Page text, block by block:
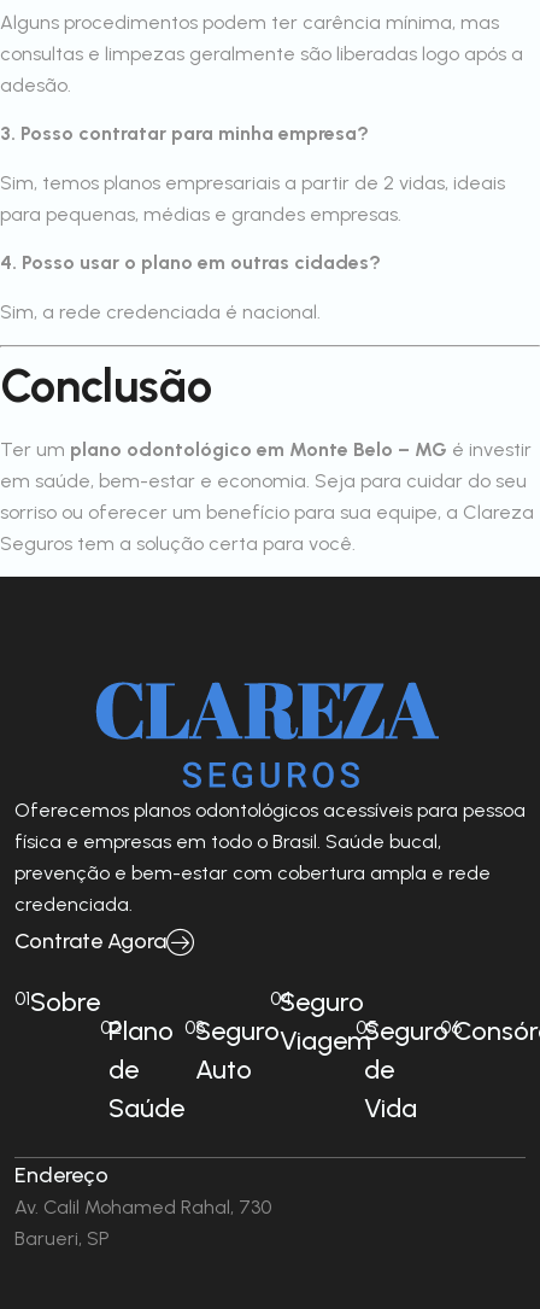
Alguns procedimentos podem ter carência mínima, mas
consultas e limpezas geralmente são liberadas logo após a
adesão.
3. Posso contratar para minha empresa?
Sim, temos planos empresariais a partir de 2 vidas, ideais
para pequenas, médias e grandes empresas.
4. Posso usar o plano em outras cidades?
Sim, a rede credenciada é nacional.
Conclusão
Ter um plano odontológico em Monte Belo – MG é investir
em saúde, bem-estar e economia. Seja para cuidar do seu
sorriso ou oferecer um benefício para sua equipe, a Clareza
Seguros tem a solução certa para você.
Oferecemos planos odontológicos acessíveis para pessoa
física e empresas em todo o Brasil. Saúde bucal,
prevenção e bem-estar com cobertura ampla e rede
credenciada.
Contrate Agora
01Sobre
02Plano
de
Saúde
03Seguro
Auto
04Seguro
Viagem
05Seguro
de
Vida
06
Endereço
Av. Calil Mohamed Rahal, 730
Barueri, SP